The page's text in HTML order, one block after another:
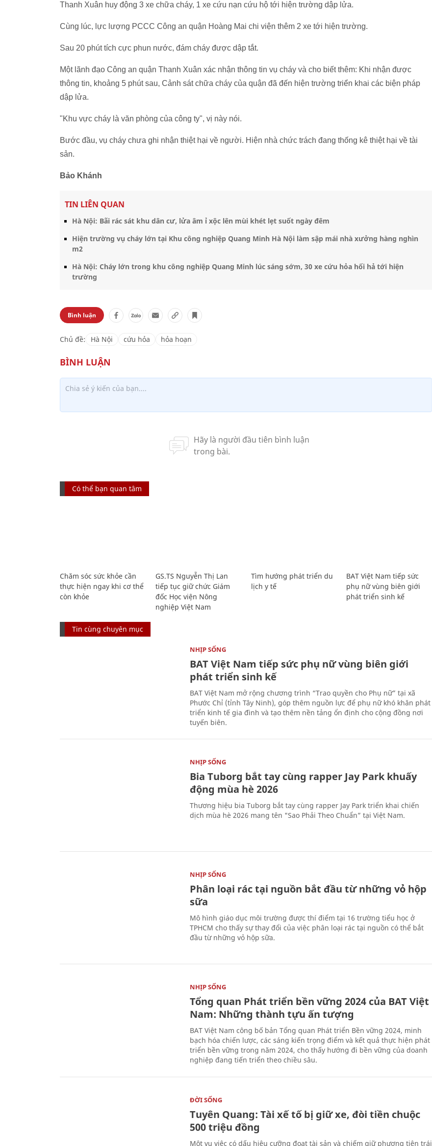
Thanh Xuân huy động 3 xe chữa cháy, 1 xe cứu nạn cứu hộ tới hiện trường dập lửa.
Cùng lúc, lực lượng PCCC Công an quận Hoàng Mai chi viện thêm 2 xe tới hiện trường.
Sau 20 phút tích cực phun nước, đám cháy được dập tắt.
Một lãnh đạo Công an quận Thanh Xuân xác nhận thông tin vụ cháy và cho biết thêm: Khi nhận được
thông tin, khoảng 5 phút sau, Cảnh sát chữa cháy của quận đã đến hiện trường triển khai các biện pháp
dập lửa.
"Khu vực cháy là văn phòng của công ty", vị này nói.
Bước đầu, vụ cháy chưa ghi nhận thiệt hại về người. Hiện nhà chức trách đang thống kê thiệt hại về tài
sản.
Bảo Khánh
TIN LIÊN QUAN
Hà Nội: Bãi rác sát khu dân cư, lửa âm ỉ xộc lên mùi khét lẹt suốt ngày đêm
Hiện trường vụ cháy lớn tại Khu công nghiệp Quang Minh Hà Nội làm sập mái nhà xưởng hàng nghìn
m2
Hà Nội: Cháy lớn trong khu công nghiệp Quang Minh lúc sáng sớm, 30 xe cứu hỏa hối hả tới hiện
trường
Bình luận
Chủ đề: Hà Nội cứu hỏa hỏa hoạn
Có thể bạn quan tâm
Chăm sóc sức khỏe cần
thực hiện ngay khi cơ thể
còn khỏe
GS.TS Nguyễn Thị Lan
tiếp tục giữ chức Giám
đốc Học viện Nông
nghiệp Việt Nam
Tìm hướng phát triển du
lịch y tế
BAT Việt Nam tiếp sức
phụ nữ vùng biên giới
phát triển sinh kế
Tin cùng chuyên mục
NHỊP SỐNG
BAT Việt Nam tiếp sức phụ nữ vùng biên giới
phát triển sinh kế
BAT Việt Nam mở rộng chương trình “Trao quyền cho Phụ nữ” tại xã
Phước Chỉ (tỉnh Tây Ninh), góp thêm nguồn lực để phụ nữ khó khăn phát
triển kinh tế gia đình và tạo thêm nền tảng ổn định cho cộng đồng nơi
tuyến biên.
NHỊP SỐNG
Bia Tuborg bắt tay cùng rapper Jay Park khuấy
động mùa hè 2026
Thương hiệu bia Tuborg bắt tay cùng rapper Jay Park triển khai chiến
dịch mùa hè 2026 mang tên "Sao Phải Theo Chuẩn” tại Việt Nam.
NHỊP SỐNG
Phân loại rác tại nguồn bắt đầu từ những vỏ hộp
sữa
Mô hình giáo dục môi trường được thí điểm tại 16 trường tiểu học ở
TPHCM cho thấy sự thay đổi của việc phân loại rác tại nguồn có thể bắt
đầu từ những vỏ hộp sữa.
NHỊP SỐNG
Tổng quan Phát triển bền vững 2024 của BAT Việt
Nam: Những thành tựu ấn tượng
BAT Việt Nam công bố bản Tổng quan Phát triển Bền vững 2024, minh
bạch hóa chiến lược, các sáng kiến trọng điểm và kết quả thực hiện phát
triển bền vững trong năm 2024, cho thấy hướng đi bền vững của doanh
nghiệp đang tiến triển theo chiều sâu.
ĐỜI SỐNG
Tuyên Quang: Tài xế tố bị giữ xe, đòi tiền chuộc
500 triệu đồng
Một vụ việc có dấu hiệu cưỡng đoạt tài sản và chiếm giữ phương tiện trái